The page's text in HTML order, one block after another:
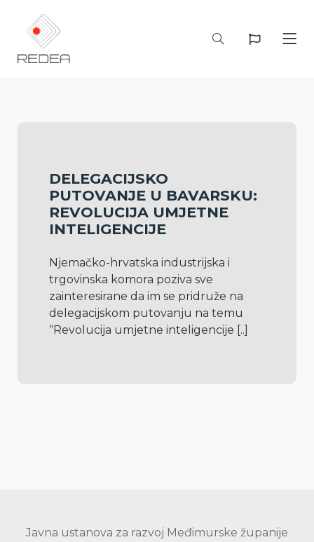
DELEGACIJSKO
PUTOVANJE U BAVARSKU:
REVOLUCIJA UMJETNE
INTELIGENCIJE
Njemačko-hrvatska industrijska i
trgovinska komora poziva sve
zainteresirane da im se pridruže na
delegacijskom putovanju na temu
“Revolucija umjetne inteligencije [..]
Javna ustanova za razvoj Međimurske županije